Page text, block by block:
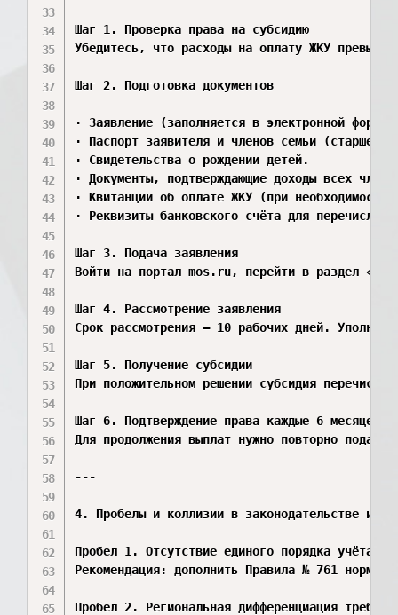
Шаг 1. Проверка права на субсидию
Убедитесь, что расходы на оплату ЖКУ
Шаг 2. Подготовка документов
· Заявление (заполняется в электронной
· Паспорт заявителя и членов семьи (старше
· Свидетельства о рождении детей.
· Документы, подтверждающие доходы всех
· Квитанции об оплате ЖКУ (при
· Реквизиты банковского счёта для
Шаг 3. Подача заявления
Войти на портал mos.ru, перейти в раздел
Шаг 4. Рассмотрение заявления
Срок рассмотрения – 10 рабочих дней.
Шаг 5. Получение субсидии
При положительном решении субсидия
Шаг 6. Подтверждение права каждые 6 месяцев
Для продолжения выплат нужно повторно
---
4. Пробелы и коллизии в законодательстве и
Пробел 1. Отсутствие единого порядка учёта
Рекомендация: дополнить Правила № 761
Пробел 2. Региональная дифференциация